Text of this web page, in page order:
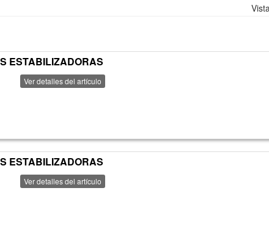
ESTABILIZADORAS
Ver detalles del artículo
ESTABILIZADORAS
Ver detalles del artículo